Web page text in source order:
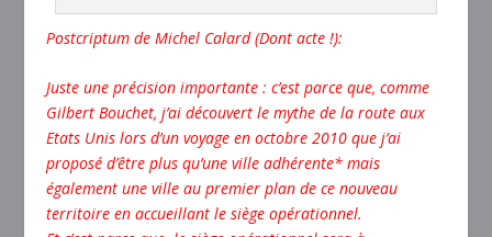
Postcriptum de Michel Calard (Dont acte !):
Juste une précision importante : c’est parce que, comme
Gilbert Bouchet, j’ai découvert le mythe de la route aux
Etats Unis lors d’un voyage en octobre 2010 que j’ai
proposé d’être plus qu’une ville adhérente* mais
également une ville au premier plan de ce nouveau
territoire en accueillant le siège opérationnel.